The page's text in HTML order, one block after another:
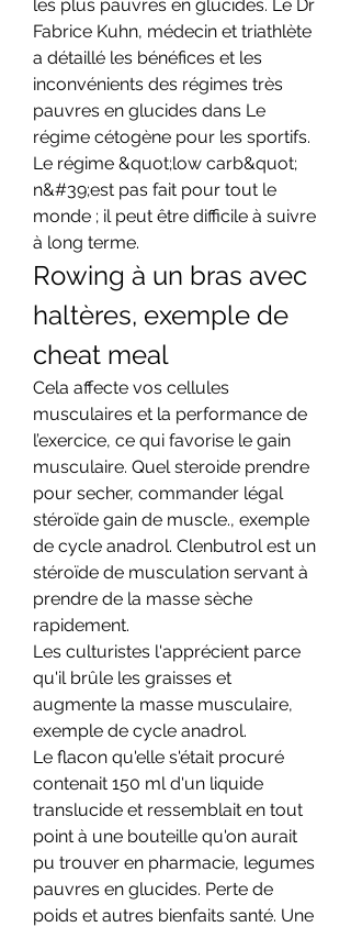
les plus pauvres en glucides. Le Dr
Fabrice Kuhn, médecin et triathlète
a détaillé les bénéfices et les
inconvénients des régimes très
pauvres en glucides dans Le
régime cétogène pour les sportifs.
Le régime &quot;low carb&quot;
n&#39;est pas fait pour tout le
monde ; il peut être difficile à suivre
à long terme.
Rowing à un bras avec
haltères, exemple de
cheat meal
Cela affecte vos cellules
musculaires et la performance de
l’exercice, ce qui favorise le gain
musculaire. Quel steroide prendre
pour secher, commander légal
stéroïde gain de muscle., exemple
de cycle anadrol. Clenbutrol est un
stéroïde de musculation servant à
prendre de la masse sèche
rapidement.
Les culturistes l'apprécient parce
qu'il brûle les graisses et
augmente la masse musculaire,
exemple de cycle anadrol.
Le flacon qu'elle s'était procuré
contenait 150 ml d'un liquide
translucide et ressemblait en tout
point à une bouteille qu'on aurait
pu trouver en pharmacie, legumes
pauvres en glucides. Perte de
poids et autres bienfaits santé. Une